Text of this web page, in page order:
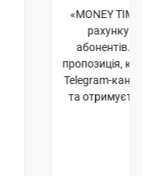
«MONEY
рахунку
абонентів.
пропозиція,
Telegram-
та